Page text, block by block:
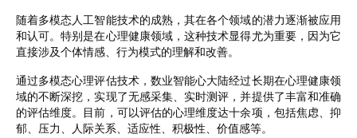
随着多模态人工智能技术的成熟，其在各个领域的潜力逐渐被应用
和认可。特别是在心理健康领域，这种技术显得尤为重要，因为它
直接涉及个体情感、行为模式的理解和改善。
通过多模态心理评估技术，数业智能心大陆经过长期在心理健康领
域的不断深挖，实现了无感采集、实时测评，并提供了丰富和准确
的评估维度。目前，可以评估的心理维度达十余项，包括焦虑、抑
郁、压力、人际关系、适应性、积极性、价值感等。